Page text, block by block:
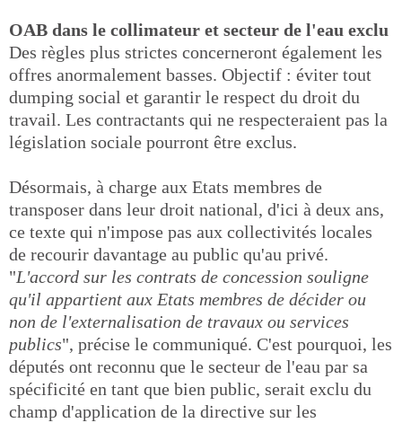
OAB dans le collimateur et secteur de l'eau exclu
Des règles plus strictes concerneront également les
offres anormalement basses. Objectif : éviter tout
dumping social et garantir le respect du droit du
travail. Les contractants qui ne respecteraient pas la
législation sociale pourront être exclus.
Désormais, à charge aux Etats membres de
transposer dans leur droit national, d'ici à deux ans,
ce texte qui n'impose pas aux collectivités locales
de recourir davantage au public qu'au privé.
"L'accord sur les contrats de concession souligne
qu'il appartient aux Etats membres de décider ou
non de l'externalisation de travaux ou services
publics", précise le communiqué. C'est pourquoi, les
députés ont reconnu que le secteur de l'eau par sa
spécificité en tant que bien public, serait exclu du
champ d'application de la directive sur les